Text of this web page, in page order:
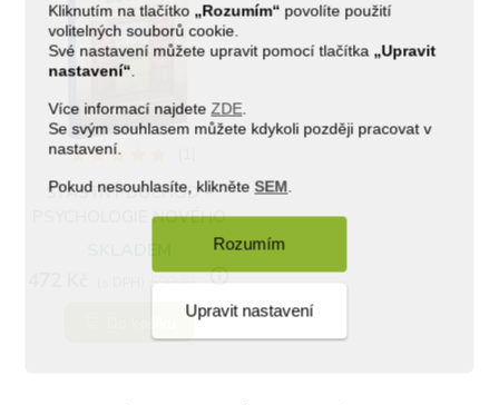
Kliknutím na tlačítko „Rozumím“ povolíte použití
volitelných souborů cookie.
Své nastavení můžete upravit pomocí tlačítka „Upravit
nastavení“
Více informací najdete ZDE
Se svým souhlasem můžete kdykoli později pracovat v
nastavení.
Pokud nesouhlasíte, klikněte SEM
Rozumím
Upravit nastavení
ŠŤASTNÝ DŮCHOD –
PSYCHOLOGIE NOVÉHO
info_outline